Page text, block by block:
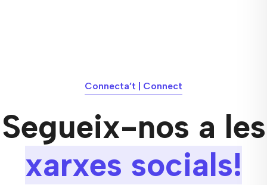
Connecta’t | Connect
Segueix-nos a les
xarxes socials!